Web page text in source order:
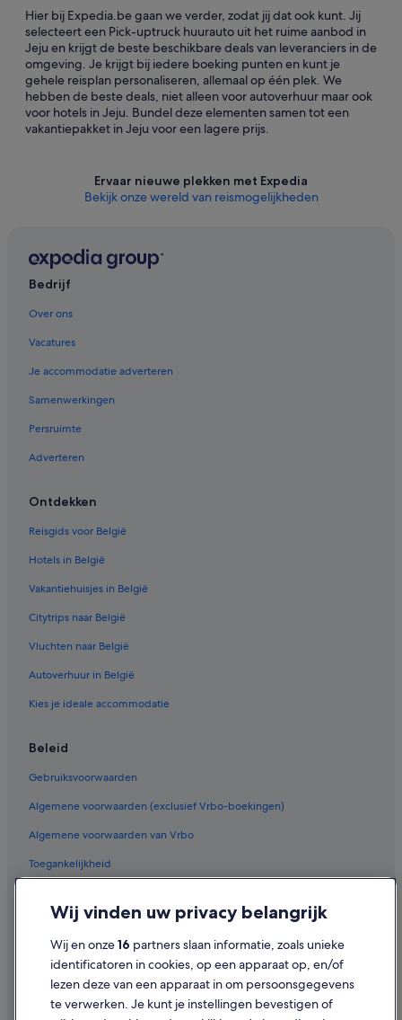
Hier bij Expedia.be gaan we verder, zodat jij dat ook kunt. Jij
selecteert een Pick-uptruck huurauto uit het ruime aanbod in
Jeju en krijgt de beste beschikbare deals van leveranciers in de
omgeving. Je krijgt bij iedere boeking punten en kunt je
gehele reisplan personaliseren, allemaal op één plek. We
hebben de beste deals, niet alleen voor autoverhuur maar ook
voor hotels in Jeju. Bundel deze elementen samen tot een
vakantiepakket in Jeju voor een lagere prijs.
Ervaar nieuwe plekken met Expedia
Bekijk onze wereld van reismogelijkheden
Bedrijf
Over ons
Vacatures
Je accommodatie adverteren
Samenwerkingen
Persruimte
Adverteren
Ontdekken
Reisgids voor België
Hotels in België
Vakantiehuisjes in België
Citytrips naar België
Vluchten naar België
Autoverhuur in België
Kies je ideale accommodatie
Beleid
Gebruiksvoorwaarden
Algemene voorwaarden (exclusief Vrbo-boekingen)
Algemene voorwaarden van Vrbo
Toegankelijkheid
Cookies
Juridische informatie/Contact
Inhoudsrichtlijnen en inhoud rapporteren
Wij vinden uw privacy belangrijk
Wij en onze16 partners slaan informatie, zoals unieke
identificatoren in cookies, op een apparaat op, en/of
lezen deze van een apparaat in om persoonsgegevens
te verwerken. Je kunt je instellingen bevestigen of